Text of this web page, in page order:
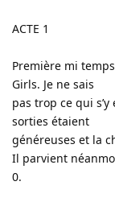
ACTE 1
Première mi
Girls. Je ne sais
pas trop ce qui
sorties étaient
généreuses et la
Il parvient
0.